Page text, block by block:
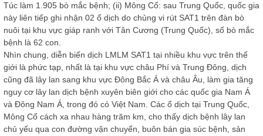
Túc làm 1.905 bò mắc bệnh; (ii) Mông Cổ: sau Trung Quốc, quốc gia
này liên tiếp ghi nhận 02 ổ dịch do chủng vi rút SAT1 trên đàn bò
nuôi tại khu vực giáp ranh với Tân Cương (Trung Quốc), số bò mắc
bệnh là 62 con.
Nhìn chung, diễn biến dịch LMLM SAT1 tại nhiều khu vực trên thế
giới là phức tạp, nhất là tại khu vực châu Phí và Trung Đông, dịch
cũng đã lây lan sang khu vực Đông Bắc Á và châu Âu, làm gia tăng
nguy cơ lây lan dịch bệnh xuyên biên giới cho các quốc gia Nam Á
và Đông Nam Á, trong đó có Việt Nam. Các ổ dịch tại Trung Quốc,
Mông Cổ cách xa nhau hàng trăm km, cho thấy dịch bệnh lây lan
chủ yếu qua con đường vận chuyển, buôn bán gia súc bệnh, sản